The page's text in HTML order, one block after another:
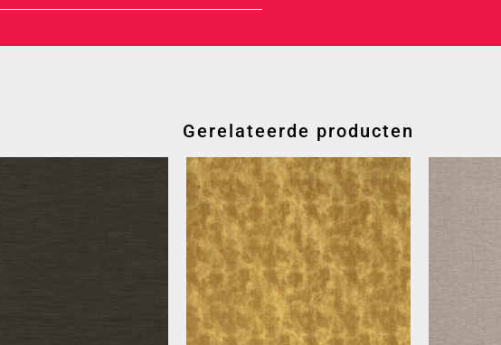
Gerelateerde producten